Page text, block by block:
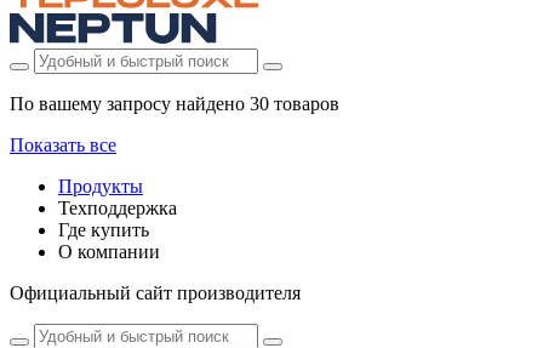
По вашему запросу найдено 30 товаров
Показать все
Продукты
Техподдержка
Где купить
О компании
Официальный сайт производителя